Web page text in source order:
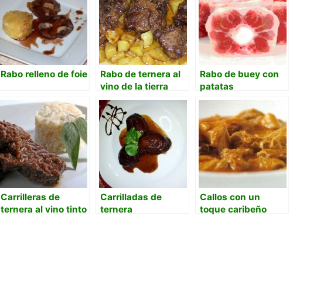
Rabo relleno de foie
Rabo de ternera al
vino de la tierra
Rabo de buey con
patatas
Carrilleras de
ternera al vino tinto
Carrilladas de
ternera
Callos con un
toque caribeño